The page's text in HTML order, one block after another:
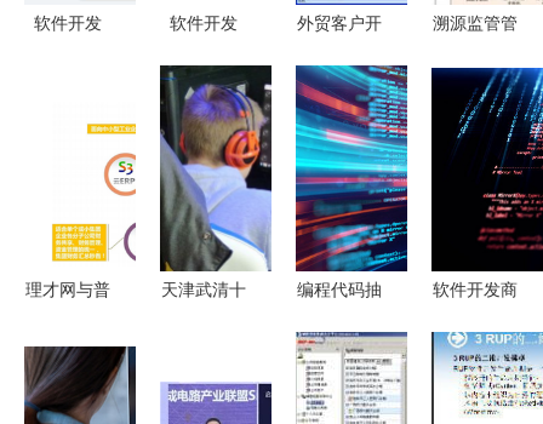
软件开发
软件开发
到概念图景
——透过词
云看行业焦
点
外贸客户开
星软件开发
工具下载指
南
溯源监管管
开发与建设
构筑产品质
量安全的核
心防线
理才网与普
以SaaS模
式共筑“智
天津武清十
解析与游戏
编程代码抽
动软件开发
的演进与变
软件开发商
本编程代码
抽象技术的